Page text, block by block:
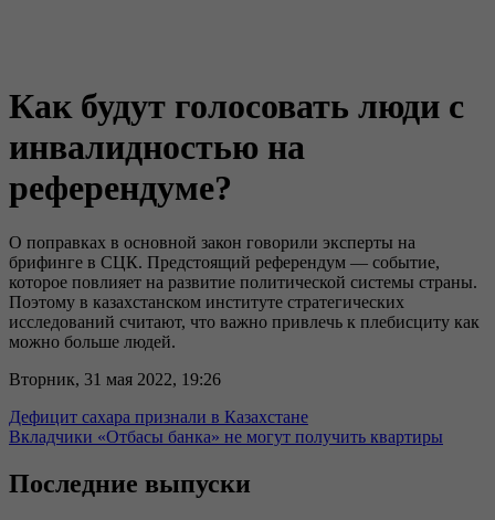
Как будут голосовать люди с
инвалидностью на
референдуме?
О поправках в основной закон говорили эксперты на
брифинге в СЦК. Предстоящий референдум — событие,
которое повлияет на развитие политической системы страны.
Поэтому в казахстанском институте стратегических
исследований считают, что важно привлечь к плебисциту как
можно больше людей.
Вторник, 31 мая 2022, 19:26
Дефицит сахара признали в Казахстане
Вкладчики «Отбасы банка» не могут получить квартиры
Последние выпуски